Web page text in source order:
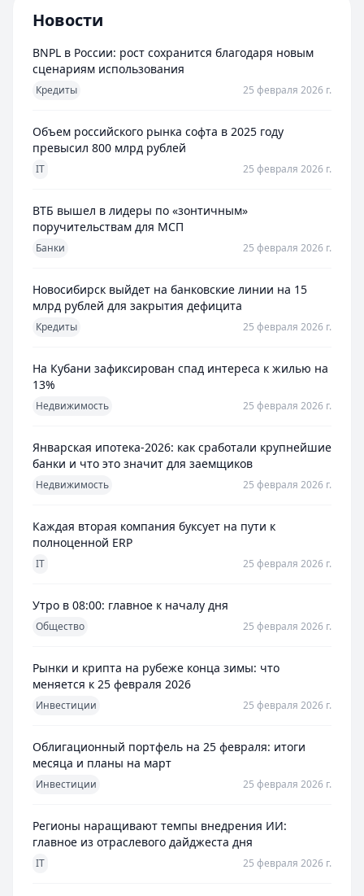
Новости
BNPL в России: рост сохранится благодаря новым
сценариям использования
Кредиты 25 февраля 2026 г.
Объем российского рынка софта в 2025 году
превысил 800 млрд рублей
IT 25 февраля 2026 г.
ВТБ вышел в лидеры по «зонтичным»
поручительствам для МСП
Банки 25 февраля 2026 г.
Новосибирск выйдет на банковские линии на 15
млрд рублей для закрытия дефицита
Кредиты 25 февраля 2026 г.
На Кубани зафиксирован спад интереса к жилью на
13%
Недвижимость 25 февраля 2026 г.
Январская ипотека-2026: как сработали крупнейшие
банки и что это значит для заемщиков
Недвижимость 25 февраля 2026 г.
Каждая вторая компания буксует на пути к
полноценной ERP
IT 25 февраля 2026 г.
Утро в 08:00: главное к началу дня
Общество 25 февраля 2026 г.
Рынки и крипта на рубеже конца зимы: что
меняется к 25 февраля 2026
Инвестиции 25 февраля 2026 г.
Облигационный портфель на 25 февраля: итоги
месяца и планы на март
Инвестиции 25 февраля 2026 г.
Регионы наращивают темпы внедрения ИИ:
главное из отраслевого дайджеста дня
IT 25 февраля 2026 г.